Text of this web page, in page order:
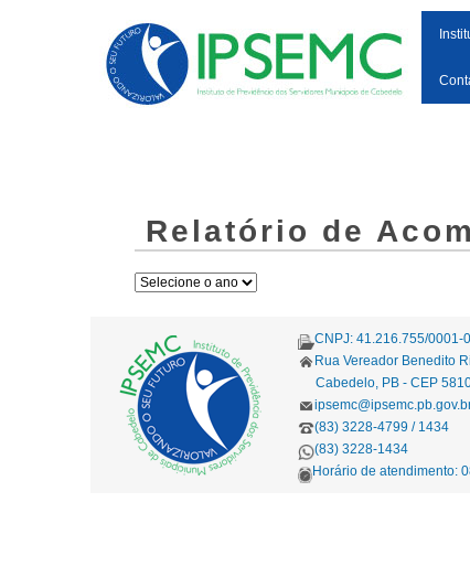
Relatório de
CNPJ: 41.216.755/0001-
Rua Vereador Benedito
Cabedelo, PB - CEP
(83) 3228-4799 / 1434
(83) 3228-1434
Horário de atendimento: